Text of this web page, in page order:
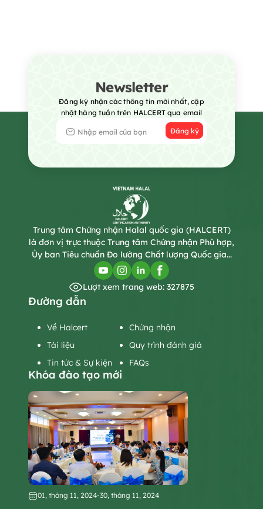
Newsletter
Đăng ký nhận các thông tin mới nhất, cập
nhật hàng tuần trên HALCERT qua email
Đăng ký
Trung tâm Chứng nhận Halal quốc gia (HALCERT)
là đơn vị trực thuộc Trung tâm Chứng nhận Phù hợp,
Ủy ban Tiêu chuẩn Đo lường Chất lượng Quốc gia...
Lượt xem trang web: 327875
Đường dẫn
Về Halcert
Chứng nhận
Tài liệu
Quy trình đánh giá
Tin tức & Sự kiện
FAQs
Khóa đào tạo mới
01, tháng 11, 2024-30, tháng 11, 2024